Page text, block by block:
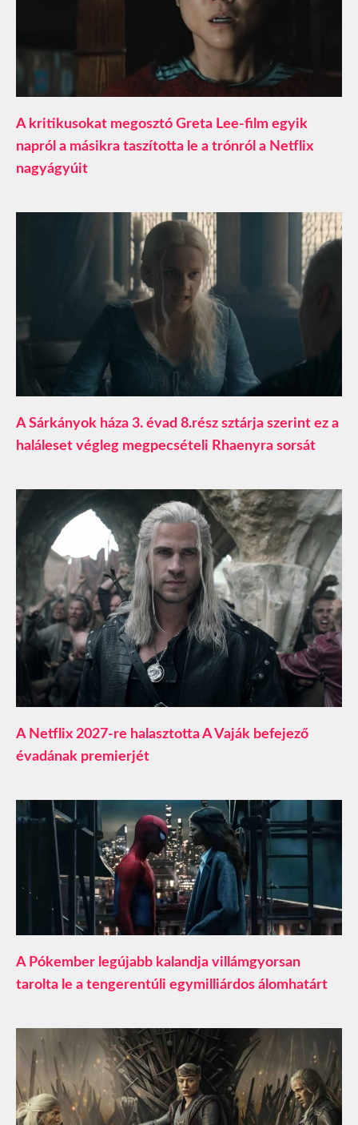
A kritikusokat megosztó Greta Lee-film egyik
napról a másikra taszította le a trónról a Netflix
nagyágyúit
A Sárkányok háza 3. évad 8.rész sztárja szerint ez a
haláleset végleg megpecsételi Rhaenyra sorsát
A Netflix 2027-re halasztotta A Vaják befejező
évadának premierjét
A Pókember legújabb kalandja villámgyorsan
tarolta le a tengerentúli egymilliárdos álomhatárt